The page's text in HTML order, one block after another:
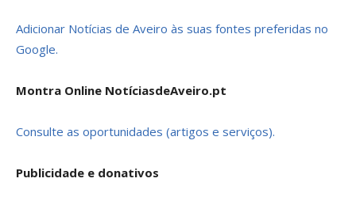
Adicionar Notícias de Aveiro às suas fontes preferidas no
Google.
Montra Online NotíciasdeAveiro.pt
Consulte as oportunidades (artigos e serviços).
Publicidade e donativos